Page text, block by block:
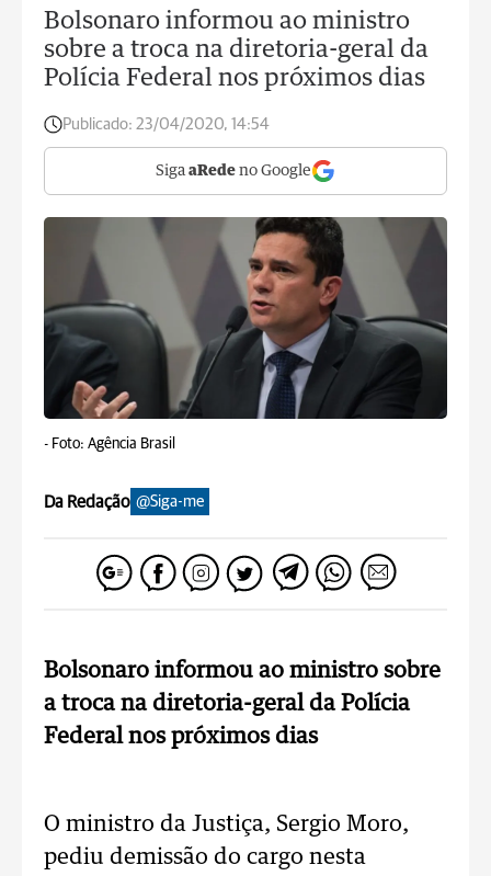
Bolsonaro informou ao ministro
sobre a troca na diretoria-geral da
Polícia Federal nos próximos dias
Publicado: 23/04/2020, 14:54
Siga aRede no Google
- Foto: Agência Brasil
Da Redação @Siga-me
Bolsonaro informou ao ministro sobre
a troca na diretoria-geral da Polícia
Federal nos próximos dias
O ministro da Justiça, Sergio Moro,
pediu demissão do cargo nesta